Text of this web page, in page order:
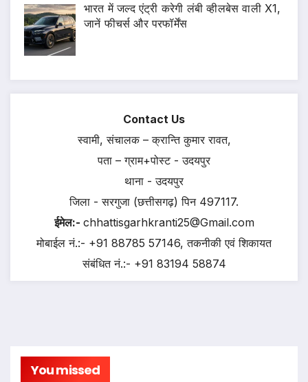
भारत में जल्द एंट्री करेगी लंबी व्हीलबेस वाली X1,
जानें फीचर्स और परफॉर्मेंस
Contact Us
स्वामी, संचालक – क्रान्ति कुमार रावत,
पता – ग्राम+पोस्ट - उदयपुर
थाना - उदयपुर
जिला - सरगुजा (छत्तीसगढ़) पिन 497117.
ईमेल:- chhattisgarhkranti25@Gmail.com
मोबाईल नं.:- +91 88785 57146, तकनीकी एवं शिकायत
संबंधित नं.:- +91 83194 58874
You missed